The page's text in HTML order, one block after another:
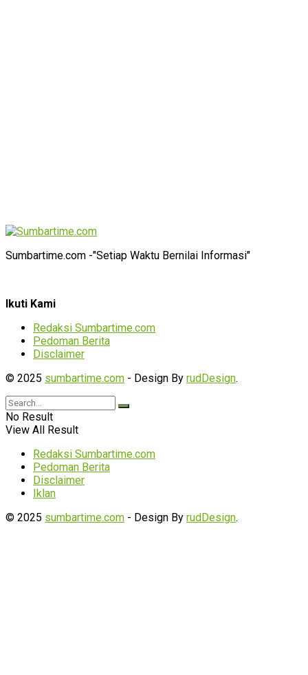
Sumbartime.com -"Setiap Waktu Bernilai Informasi"
Ikuti Kami
Redaksi Sumbartime.com
Pedoman Berita
Disclaimer
© 2025 sumbartime.com - Design By rudDesign.
No Result
View All Result
Redaksi Sumbartime.com
Pedoman Berita
Disclaimer
Iklan
© 2025 sumbartime.com - Design By rudDesign.